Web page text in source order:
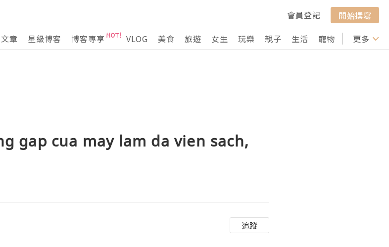
會員登記
開始撰寫
章 星級博客 博客專享 VLOG 美食 旅遊 女生 玩樂 親子 生活 寵物 行山 打卡
更多
gap cua may lam da vien sach,
追蹤